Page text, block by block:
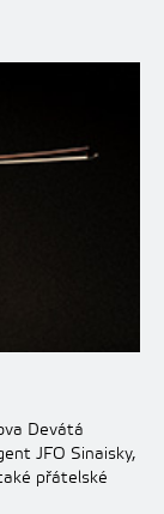
Devátá
JFO Sinaisky,
přátelské